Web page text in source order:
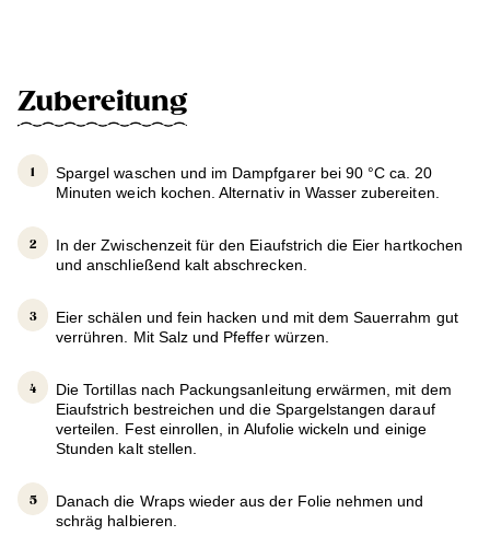
Zubereitung
Spargel waschen und im Dampfgarer bei 90 °C ca. 20
Minuten weich kochen. Alternativ in Wasser zubereiten.
In der Zwischenzeit für den Eiaufstrich die Eier hartkochen
und anschließend kalt abschrecken.
Eier schälen und fein hacken und mit dem Sauerrahm gut
verrühren. Mit Salz und Pfeffer würzen.
Die Tortillas nach Packungsanleitung erwärmen, mit dem
Eiaufstrich bestreichen und die Spargelstangen darauf
verteilen. Fest einrollen, in Alufolie wickeln und einige
Stunden kalt stellen.
Danach die Wraps wieder aus der Folie nehmen und
schräg halbieren.